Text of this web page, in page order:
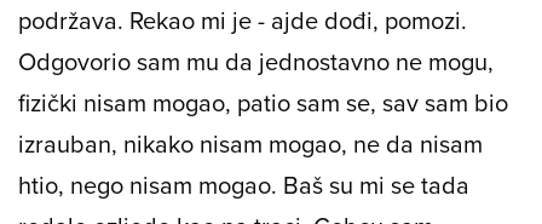
podržava. Rekao mi je - ajde dođi, pomozi.
Odgovorio sam mu da jednostavno ne mogu,
fizički nisam mogao, patio sam se, sav sam bio
izrauban, nikako nisam mogao, ne da nisam
htio, nego nisam mogao. Baš su mi se tada